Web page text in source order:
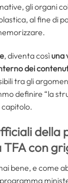
gli organi
al fine di
, diventa così una
dei
tra gli
definire “la
capitolo.
della
con
bene, e come